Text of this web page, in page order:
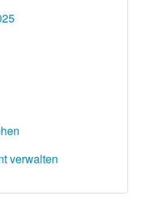
verwalten